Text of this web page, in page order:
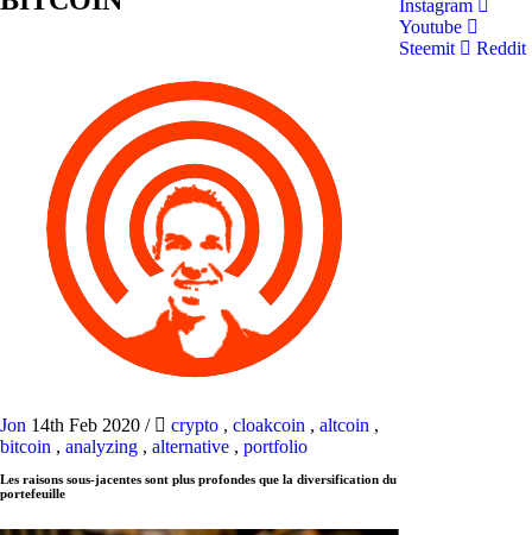
Jon 14th Feb 2020 / crypto , cloakcoin , altcoin ,
bitcoin , analyzing , alternative , portfolio
Les raisons sous-jacentes sont plus profondes que la diversification du
portefeuille
Instagram
Youtube
Steemit
Reddit